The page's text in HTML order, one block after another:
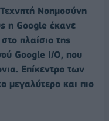
Νοημοσύνη
η Google έκανε
πλαίσιο της
Google I/O, που
Επίκεντρο των
μεγαλύτερο και πιο